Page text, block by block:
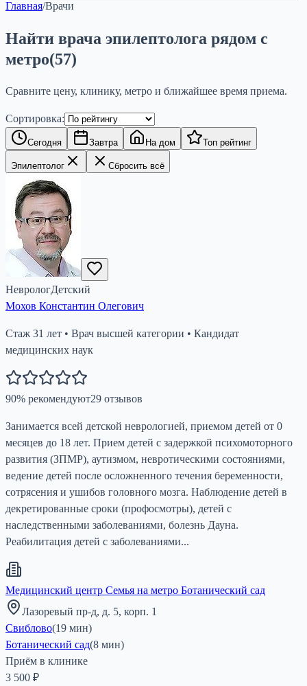
Главная/Врачи
Найти врача эпилептолога рядом с
метро(57)
Сравните цену, клинику, метро и ближайшее время приема.
Сортировка:
Сегодня Завтра На дом Топ рейтинг
Эпилептолог Сбросить всё
НеврологДетский
Мохов Константин Олегович
Стаж 31 лет • Врач высшей категории • Кандидат
медицинских наук
90% рекомендуют29 отзывов
Занимается всей детской неврологией, приемом детей от 0
месяцев до 18 лет. Прием детей с задержкой психомоторного
развития (ЗПМР), аутизмом, невротическими состояниями,
ведение детей после осложненного течения беременности,
сотрясения и ушибов головного мозга. Наблюдение детей в
декретированные сроки (профосмотры), детей с
наследственными заболеваниями, болезнь Дауна.
Реабилитация детей с заболеваниями...
Медицинский центр Семья на метро Ботанический сад
Лазоревый пр-д, д. 5, корп. 1
Свиблово(19 мин)
Ботанический сад(8 мин)
Приём в клинике
3 500 ₽